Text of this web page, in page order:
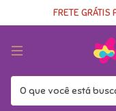
FRETE